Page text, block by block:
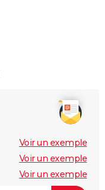
Voir un exemple
Voir un exemple
Voir un exemple